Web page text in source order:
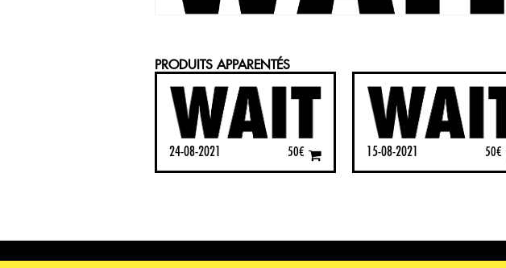
PRODUITS APPARENTÉS
24-08-2021 50€ 15-08-2021 50€